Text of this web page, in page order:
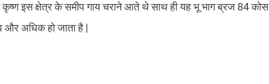
कृष्ण इस क्षेत्र के समीप गाय चराने आते थे साथ ही यह भू भाग ब्रज 84 कोस
और अधिक हो जाता है |